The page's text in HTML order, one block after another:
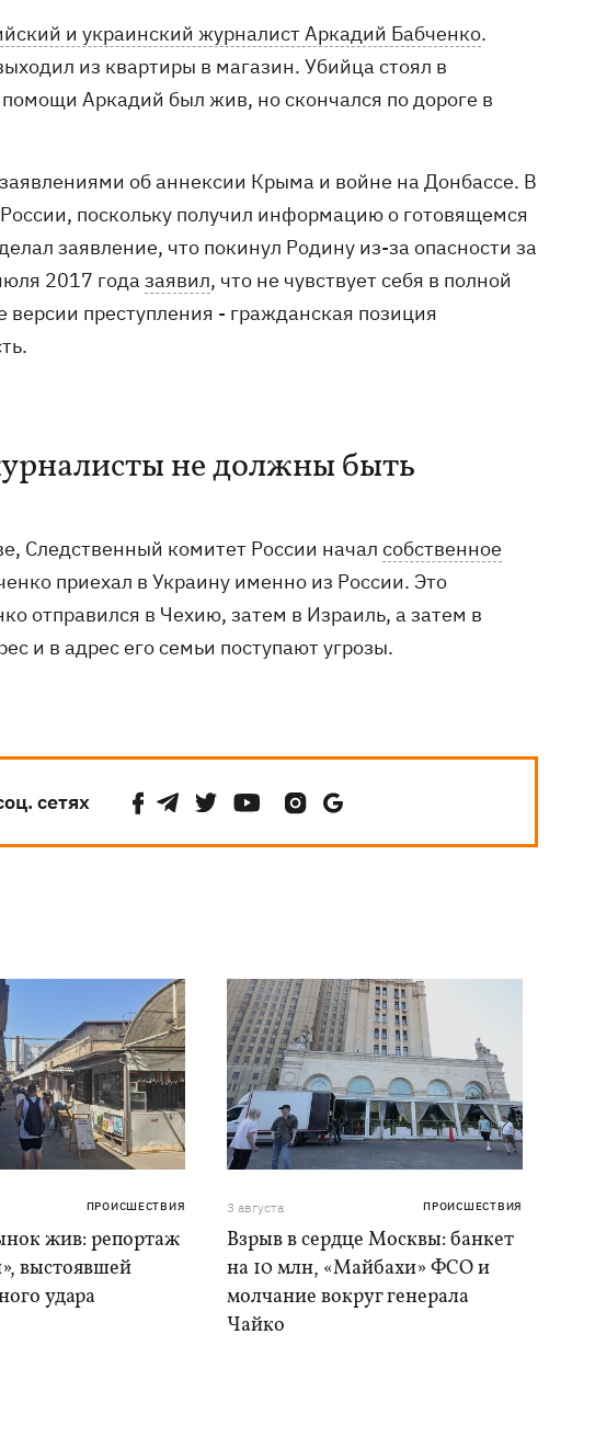
и украинский журналист Аркадий Бабченко.
из квартиры в магазин. Убийца стоял в
Аркадий был жив, но скончался по дороге в
об аннексии Крыма и войне на Донбассе. В
поскольку получил информацию о готовящемся
заявление, что покинул Родину из-за опасности за
2017 года заявил, что не чувствует себя в полной
версии преступления - гражданская позиция
не должны быть
Следственный комитет России начал собственное
приехал в Украину именно из России. Это
отправился в Чехию, затем в Израиль, а затем в
и в адрес его семьи поступают угрозы.
сетях
ПРОИСШЕСТВИЯ
жив: репортаж
выстоявшей
удара
3 августа ПРОИСШЕСТВИЯ
Взрыв в сердце Москвы: банкет
на 10 млн, «Майбахи» ФСО и
молчание вокруг генерала
Чайко